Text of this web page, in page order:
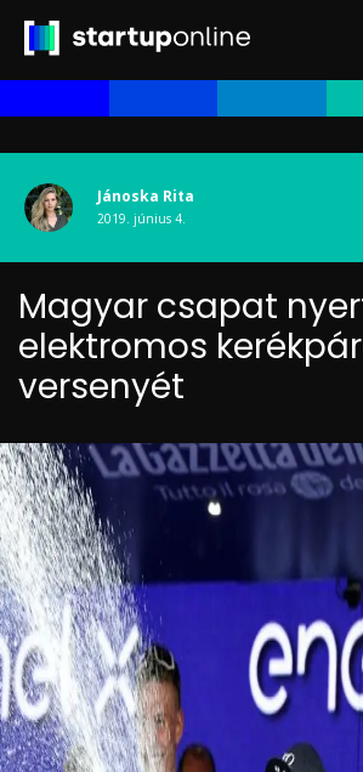
Jánoska Rita
2019. június 4.
Magyar csapat
elektromos
versenyét